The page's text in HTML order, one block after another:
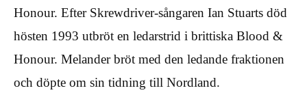
Honour. Efter Skrewdriver-sångaren Ian Stuarts död
hösten 1993 utbröt en ledarstrid i brittiska Blood &
Honour. Melander bröt med den ledande fraktionen
och döpte om sin tidning till Nordland.